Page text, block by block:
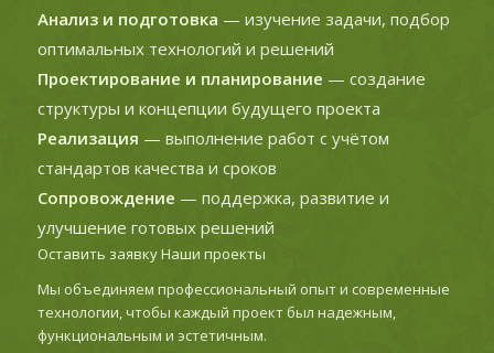
Анализ и подготовка — изучение задачи, подбор
оптимальных технологий и решений
Проектирование и планирование — создание
структуры и концепции будущего проекта
Реализация — выполнение работ с учётом
стандартов качества и сроков
Сопровождение — поддержка, развитие и
улучшение готовых решений
Оставить заявкуНаши проекты
Мы объединяем профессиональный опыт и современные
технологии, чтобы каждый проект был надежным,
функциональным и эстетичным.